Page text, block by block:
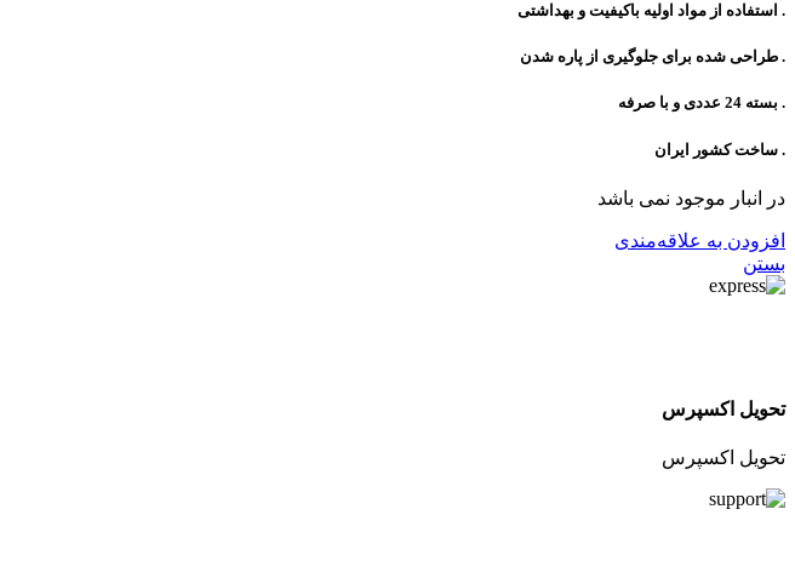
. استفاده از مواد اولیه باکیفیت و بهداشتی
. طراحی شده برای جلوگیری از پاره شدن
. بسته 24 عددی و با صرفه
. ساخت کشور ایران
در انبار موجود نمی باشد
افزودن به علاقه‌مندی
بستن
تحویل اکسپرس
تحویل اکسپرس